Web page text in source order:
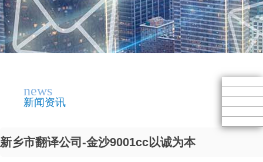
news
新闻资讯
新乡市翻译公司-金沙9001cc以诚为本